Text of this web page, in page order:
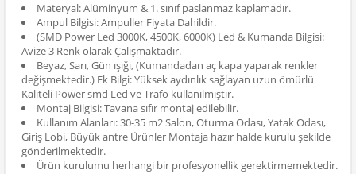
Materyal: Alüminyum & 1. sınıf paslanmaz kaplamadır.
Ampul Bilgisi: Ampuller Fiyata Dahildir.
(SMD Power Led 3000K, 4500K, 6000K) Led & Kumanda Bilgisi:
Avize 3 Renk olarak Çalışmaktadır.
Beyaz, Sarı, Gün ışığı, (Kumandadan aç kapa yaparak renkler
değişmektedir.) Ek Bilgi: Yüksek aydınlık sağlayan uzun ömürlü
Kaliteli Power smd Led ve Trafo kullanılmıştır.
Montaj Bilgisi: Tavana sıfır montaj edilebilir.
Kullanım Alanları: 30-35 m2 Salon, Oturma Odası, Yatak Odası,
Giriş Lobi, Büyük antre Ürünler Montaja hazır halde kurulu şekilde
gönderilmektedir.
Ürün kurulumu herhangi bir profesyonellik gerektirmemektedir.